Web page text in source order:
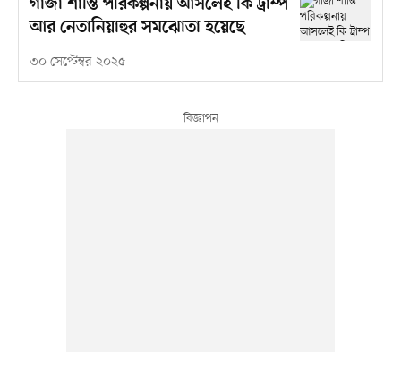
গাজা শান্তি পরিকল্পনায় আসলেই কি ট্রাম্প
আর নেতানিয়াহুর সমঝোতা হয়েছে
৩০ সেপ্টেম্বর ২০২৫